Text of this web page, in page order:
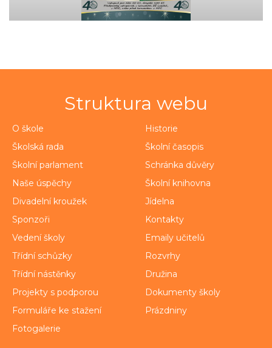
Struktura webu
O škole
Historie
Školská rada
Školní časopis
Školní parlament
Schránka důvěry
Naše úspěchy
Školní knihovna
Divadelní kroužek
Jídelna
Sponzoři
Kontakty
Vedení školy
Emaily učitelů
Třídní schůzky
Rozvrhy
Třídní nástěnky
Družina
Projekty s podporou
Dokumenty školy
Formuláře ke stažení
Prázdniny
Fotogalerie